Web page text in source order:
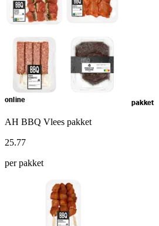
online pakket
AH BBQ Vlees pakket
25.77
per pakket